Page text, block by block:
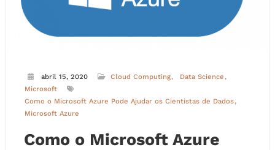
abril 15, 2020 Cloud Computing
Data Science
Microsoft
Como o Microsoft Azure Pode Ajudar os Cientistas de Dados
Microsoft Azure
Como o Microsoft Azure